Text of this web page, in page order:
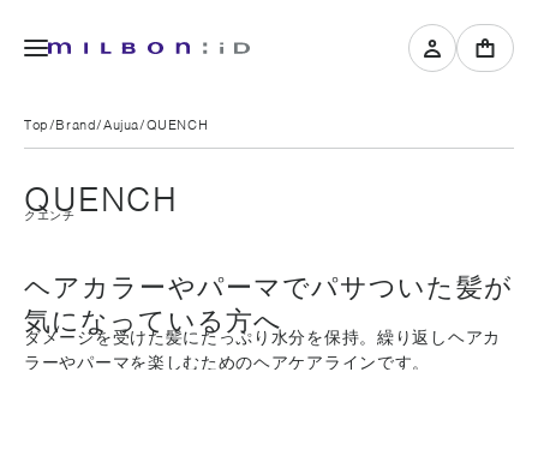
Top Brand Aujua QUENCH
QUENCH
クエンチ
ヘアカラーやパーマでパサついた髪が
気になっている方へ
ダメージを受けた髪にたっぷり水分を保持。繰り返しヘアカ
ラーやパーマを楽しむためのヘアケアラインです。